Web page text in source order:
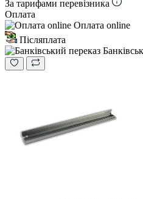
За тарифами перевізника
Оплата
Оплата online
Післяплата